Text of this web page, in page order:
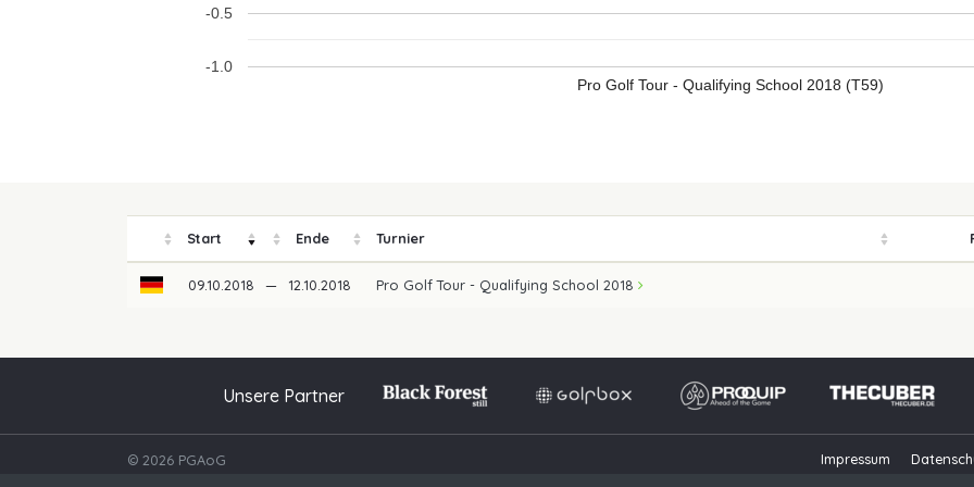
Pro Golf Tour - Qualifying School 2018 (T59)
-1.0
-0.5
Start Ende Turnier
09.10.2018 — 12.10.2018 Pro Golf Tour - Qualifying School 2018
Unsere Partner
© 2026 PGAoG Impressum